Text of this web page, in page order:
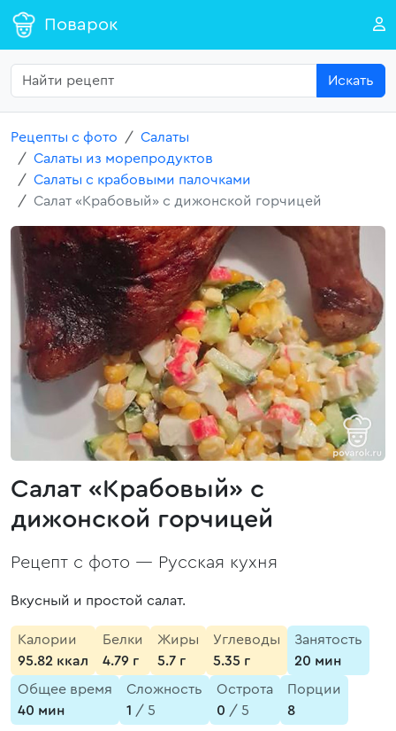
Поварок
Искать
Рецепты с фото
Салаты
Салаты из морепродуктов
Салаты с крабовыми палочками
Салат «Крабовый» с дижонской горчицей
Салат «Крабовый» с
дижонской горчицей
Рецепт с фото — Русская кухня
Вкусный и простой салат.
Калории
95.82 ккал
Белки
4.79 г
Жиры
5.7 г
Углеводы
5.35 г
Занятость
20 мин
Общее время
40 мин
Сложность
1 / 5
Острота
0 / 5
Порции
8